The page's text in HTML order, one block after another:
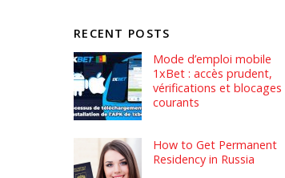
RECENT POSTS
Mode d’emploi mobile
1xBet : accès prudent,
vérifications et blocages
courants
How to Get Permanent
Residency in Russia